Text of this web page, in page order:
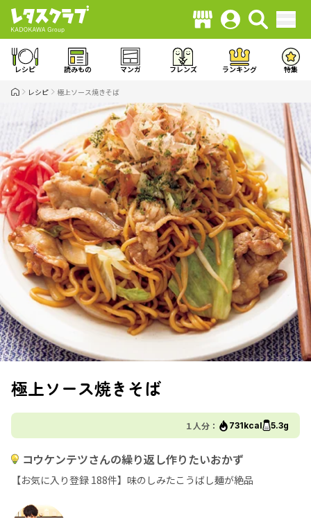
レシピ 読みもの マンガ フレンズ ランキング 特集
レシピ 極上ソース焼きそば
極上ソース焼きそば
１人分： 731kcal 5.3g
コウケンテツさんの繰り返し作りたいおかず
【お気に入り登録 188件】味のしみたこうばし麺が絶品